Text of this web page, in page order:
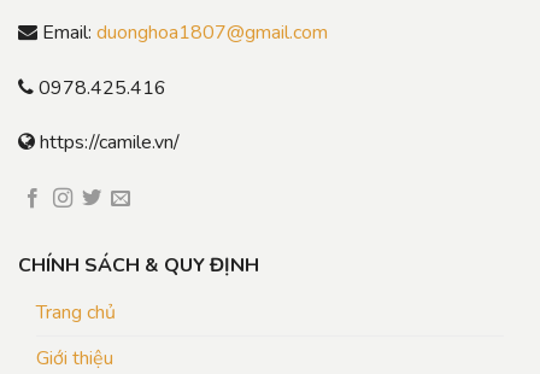
Email: duonghoa1807@gmail.com
0978.425.416
https://camile.vn/
CHÍNH SÁCH & QUY ĐỊNH
Trang chủ
Giới thiệu